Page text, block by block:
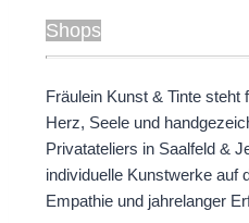
Shops
Fräulein Kunst & Tinte steht
Herz, Seele und
Privatateliers in Saalfeld &
individuelle Kunstwerke auf
Empathie und jahrelanger